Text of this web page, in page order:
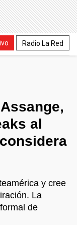
Radio La Red
al
y cree
La
de